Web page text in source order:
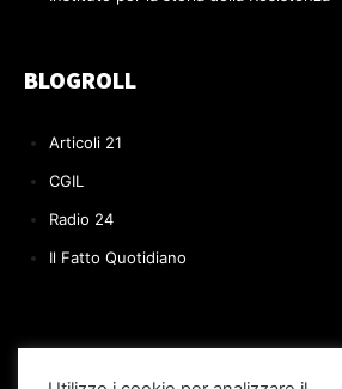
BLOGROLL
Articoli 21
CGIL
Radio 24
Il Fatto Quotidiano